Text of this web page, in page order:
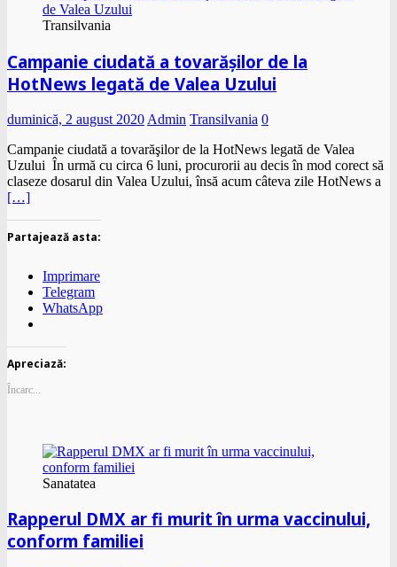
Transilvania
Campanie ciudată a tovarăşilor de la
HotNews legată de Valea Uzului
duminică, 2 august 2020 Admin Transilvania 0
Campanie ciudată a tovarăşilor de la HotNews legată de Valea
Uzului În urmă cu circa 6 luni, procurorii au decis în mod corect să
claseze dosarul din Valea Uzului, însă acum câteva zile HotNews a
[…]
Partajează asta:
Imprimare
Telegram
WhatsApp
Apreciază:
Încarc...
Sanatatea
Rapperul DMX ar fi murit în urma vaccinului,
conform familiei